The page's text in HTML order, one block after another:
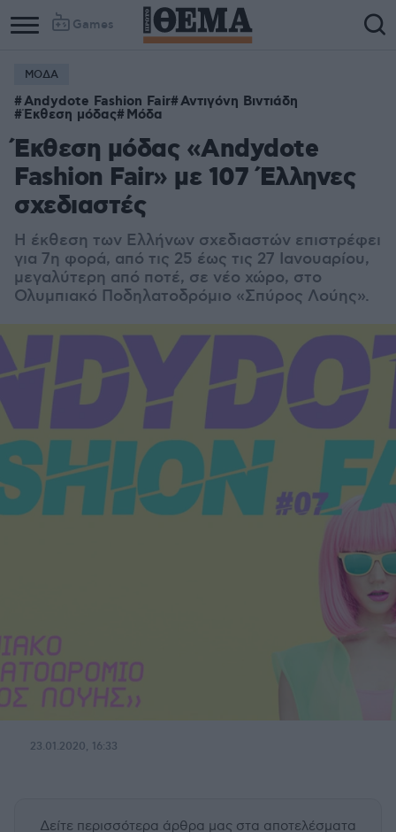
Games
ΜΟΔΑ
Andydote Fashion Fair Αντιγόνη Βιντιάδη
Έκθεση μόδας Μόδα
Έκθεση μόδας «Andydote
Fashion Fair» με 107 Έλληνες
σχεδιαστές
Η έκθεση των Ελλήνων σχεδιαστών επιστρέφει
για 7η φορά, από τις 25 έως τις 27 Ιανουαρίου,
μεγαλύτερη από ποτέ, σε νέο χώρο, στο
Ολυμπιακό Ποδηλατοδρόμιο «Σπύρος Λούης».
23.01.2020, 16:33
Δείτε περισσότερα άρθρα μας στα αποτελέσματα